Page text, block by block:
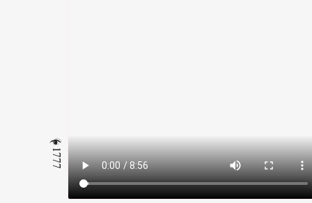
1777